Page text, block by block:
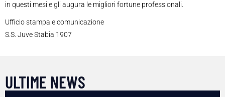
in questi mesi e gli augura le migliori fortune professionali.
Ufficio stampa e comunicazione
S.S. Juve Stabia 1907
ULTIME NEWS